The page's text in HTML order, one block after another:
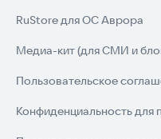
RuStore для ОС Аврора
Медиа-кит (для СМИ и
Пользовательское
Конфиденциальность для